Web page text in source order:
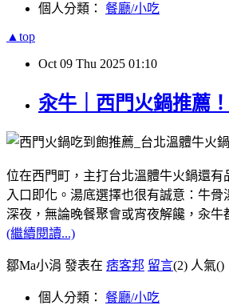
個人分類： 餐廳/小吃
▲top
Oct 09 Thu 2025 01:10
汆牛｜西門火鍋推薦
位在西門町，主打台北溫體牛火鍋還
入口即化。湯底選擇也很有誠意：牛
深夜，無論晚餐聚會或宵夜解饞，汆牛
(繼續閱讀...)
鄒Ma小涓 發表在 痞客邦 留言(2) 人氣()
個人分類： 餐廳/小吃